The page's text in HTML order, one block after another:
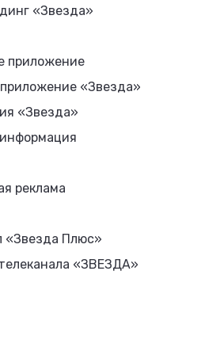
«Звезда»
приложение
«Звезда»
«Звезда»
реклама
«Звезда Плюс»
«ЗВЕЗДА»